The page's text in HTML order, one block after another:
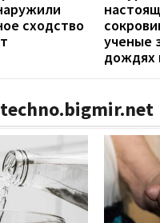
сходство
ученые
дождях